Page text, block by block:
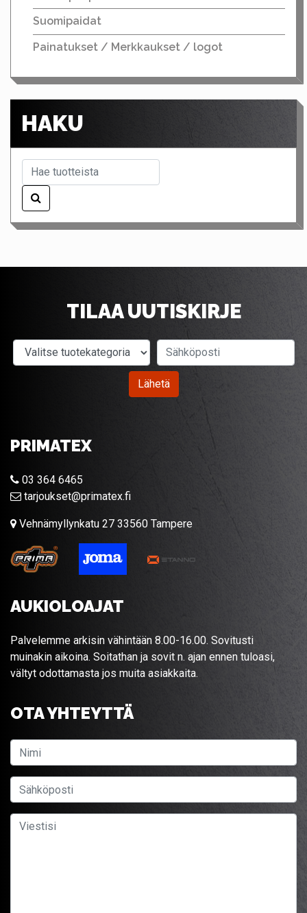
Suomipaidat
Painatukset / Merkkaukset / logot
HAKU
TILAA UUTISKIRJE
Valitse tuotekategoria
Lähetä
PRIMATEX
03 364 6465
tarjoukset@primatex.fi
Vehnämyllynkatu 27 33560 Tampere
AUKIOLOAJAT
Palvelemme arkisin vähintään 8.00-16.00. Sovitusti
muinakin aikoina. Soitathan ja sovit n. ajan ennen tuloasi,
vältyt odottamasta jos muita asiakkaita.
OTA YHTEYTTÄ